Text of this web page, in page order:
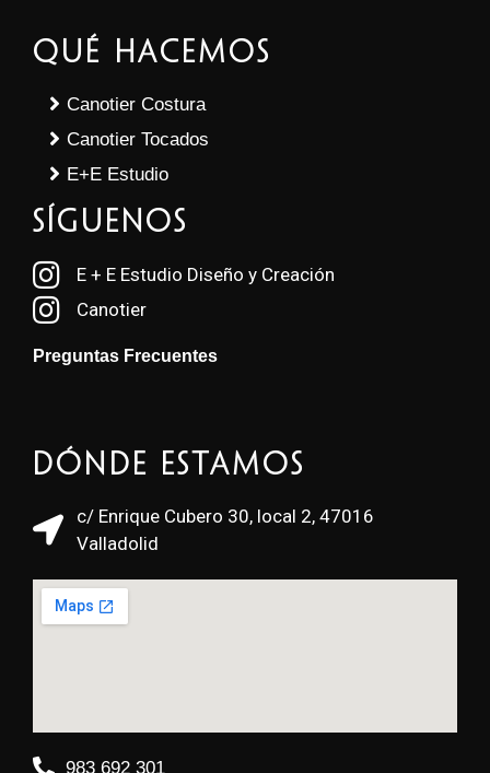
Qué Hacemos
Canotier Costura
Canotier Tocados
E+E Estudio
SÍGUENOS
E + E Estudio Diseño y Creación
Canotier
Preguntas Frecuentes
Dónde estamos
c/ Enrique Cubero 30, local 2, 47016
Valladolid
983 692 301